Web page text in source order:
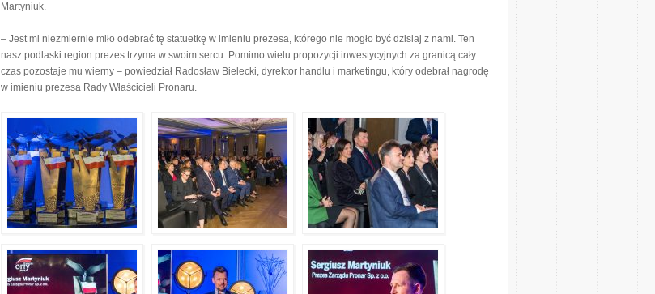
Martyniuk.
– Jest mi niezmiernie miło odebrać tę statuetkę w imieniu prezesa, którego nie mogło być dzisiaj z nami. Ten
nasz podlaski region prezes trzyma w swoim sercu. Pomimo wielu propozycji inwestycyjnych za granicą cały
czas pozostaje mu wierny – powiedział Radosław Bielecki, dyrektor handlu i marketingu, który odebrał nagrodę
w imieniu prezesa Rady Właścicieli Pronaru.